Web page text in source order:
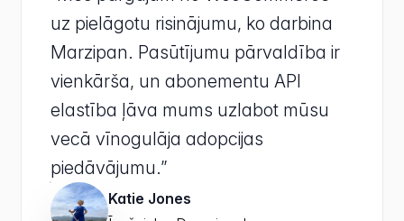
uz pielāgotu risinājumu, ko darbina
Marzipan. Pasūtījumu pārvaldība ir
vienkārša, un abonementu API
elastība ļāva mums uzlabot mūsu
vecā vīnogulāja adopcijas
piedāvājumu.”
Katie Jones